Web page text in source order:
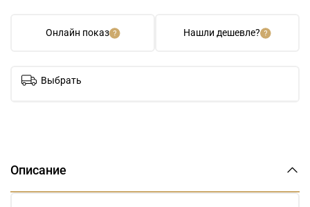
Онлайн показ Нашли дешевле?
Выбрать
Описание